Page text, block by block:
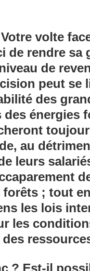
volte
de rendre sa
de
peut se
des
énergies
au
leurs
forêts ; tout
les lois
les
? Est-il